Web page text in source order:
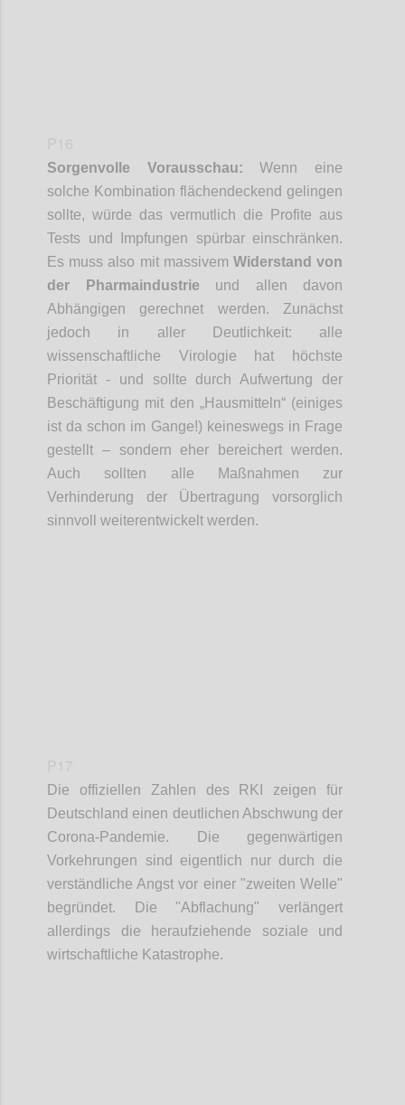
Sorgenvolle Vorausschau: Wenn eine
solche Kombination flächendeckend gelingen
sollte, würde das vermutlich die Profite aus
Tests und Impfungen spürbar einschränken.
Es muss also mit massivem Widerstand von
der Pharmaindustrie und allen davon
Abhängigen gerechnet werden. Zunächst
jedoch in aller Deutlichkeit: alle
wissenschaftliche Virologie hat höchste
Priorität - und sollte
durch Aufwertung der
Beschäftigung mit den „Hausmitteln“ (einiges
ist da schon im Gange!) keineswegs in Frage
gestellt – sondern eher
bereichert werden.
Auch sollten alle Maßnahmen zur
Verhinderung der Übertragung vorsorglich
sinnvoll
weiterentwickelt werden.
Die offiziellen Zahlen des RKI zeigen für
Deutschland einen deutlichen Abschwung der
Corona-Pandemie. Die gegenwärtigen
Vorkehrungen sind eigentlich nur durch die
verständliche Angst vor einer "zweiten Welle"
begründet. Die "Abflachung" verlängert
allerdings die heraufziehende soziale und
wirtschaftliche Katastrophe.